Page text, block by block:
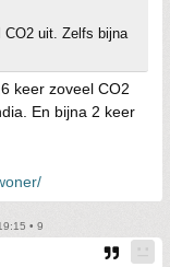
CO2 uit. Zelfs bijna
keer zoveel CO2
En bijna 2 keer
• 9